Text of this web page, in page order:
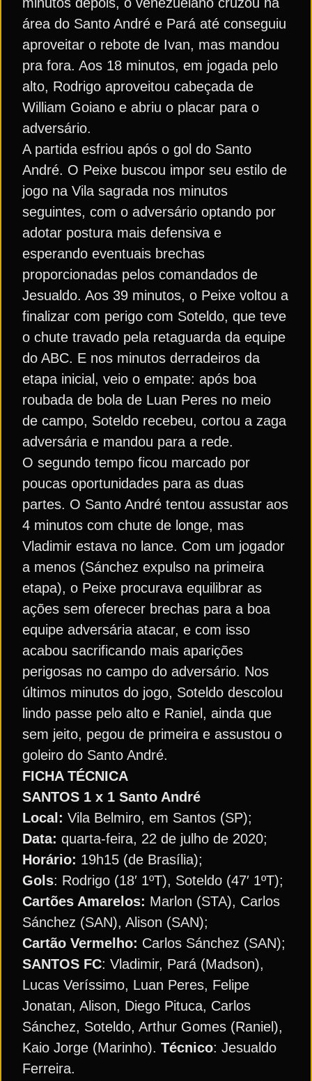
área do Santo André e Pará até conseguiu
aproveitar o rebote de Ivan, mas mandou
pra fora. Aos 18 minutos, em jogada pelo
alto, Rodrigo aproveitou cabeçada de
William Goiano e abriu o placar para o
adversário.
A partida esfriou após o gol do Santo
André. O Peixe buscou impor seu estilo de
jogo na Vila sagrada nos minutos
seguintes, com o adversário optando por
adotar postura mais defensiva e
esperando eventuais brechas
proporcionadas pelos comandados de
Jesualdo. Aos 39 minutos, o Peixe voltou a
finalizar com perigo com Soteldo, que teve
o chute travado pela retaguarda da equipe
do ABC. E nos minutos derradeiros da
etapa inicial, veio o empate: após boa
roubada de bola de Luan Peres no meio
de campo, Soteldo recebeu, cortou a zaga
adversária e mandou para a rede.
O segundo tempo ficou marcado por
poucas oportunidades para as duas
partes. O Santo André tentou assustar aos
4 minutos com chute de longe, mas
Vladimir estava no lance. Com um jogador
a menos (Sánchez expulso na primeira
etapa), o Peixe procurava equilibrar as
ações sem oferecer brechas para a boa
equipe adversária atacar, e com isso
acabou sacrificando mais aparições
perigosas no campo do adversário. Nos
últimos minutos do jogo, Soteldo descolou
lindo passe pelo alto e Raniel, ainda que
sem jeito, pegou de primeira e assustou o
goleiro do Santo André.
FICHA TÉCNICA
SANTOS 1 x 1 Santo André
Local: Vila Belmiro, em Santos (SP);
Data: quarta-feira, 22 de julho de 2020;
Horário: 19h15 (de Brasília);
Gols: Rodrigo (18′ 1ºT), Soteldo (47′ 1ºT);
Cartões Amarelos: Marlon (STA), Carlos
Sánchez (SAN), Alison (SAN);
Cartão Vermelho: Carlos Sánchez (SAN);
SANTOS FC: Vladimir, Pará (Madson),
Lucas Veríssimo, Luan Peres, Felipe
Jonatan, Alison, Diego Pituca, Carlos
Sánchez, Soteldo, Arthur Gomes (Raniel),
Kaio Jorge (Marinho). Técnico: Jesualdo
Ferreira.